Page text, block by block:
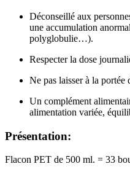
Déconseillé aux
une accumulation
polyglobulie…).
Respecter la dose
Ne pas laisser à la portée
Un complément
alimentation variée,
Présentation:
Flacon PET de 500 ml. = 33